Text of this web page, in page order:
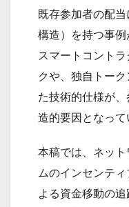
既存参加者の配
構造）を持つ事例
スマートコント
クや、独自トー
た技術的仕様が
造的要因となって
本稿では、ネッ
ムのインセンテ
よる資金移動の